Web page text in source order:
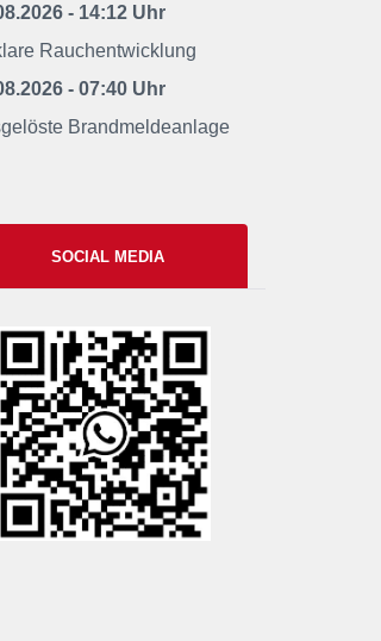
- 14:12 Uhr
Rauchentwicklung
- 07:40 Uhr
Brandmeldeanlage
SOCIAL MEDIA